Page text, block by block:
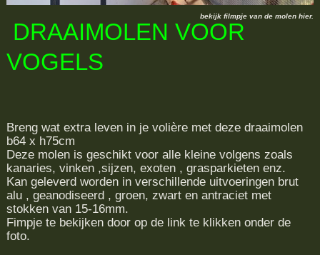
bekijk filmpje van de molen hier.
DRAAIMOLEN VOOR
VOGELS
Breng wat extra leven in je volière met deze draaimolen
b64 x h75cm
Deze molen is geschikt voor alle kleine volgens zoals
kanaries, vinken ,sijzen, exoten , grasparkieten enz.
Kan geleverd worden in verschillende uitvoeringen brut
alu , geanodiseerd , groen, zwart en antraciet met
stokken van 15-16mm.
Fimpje te bekijken door op de link te klikken onder de
foto.